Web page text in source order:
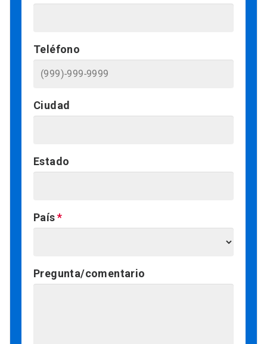
Teléfono
Ciudad
Estado
País
Pregunta/comentario